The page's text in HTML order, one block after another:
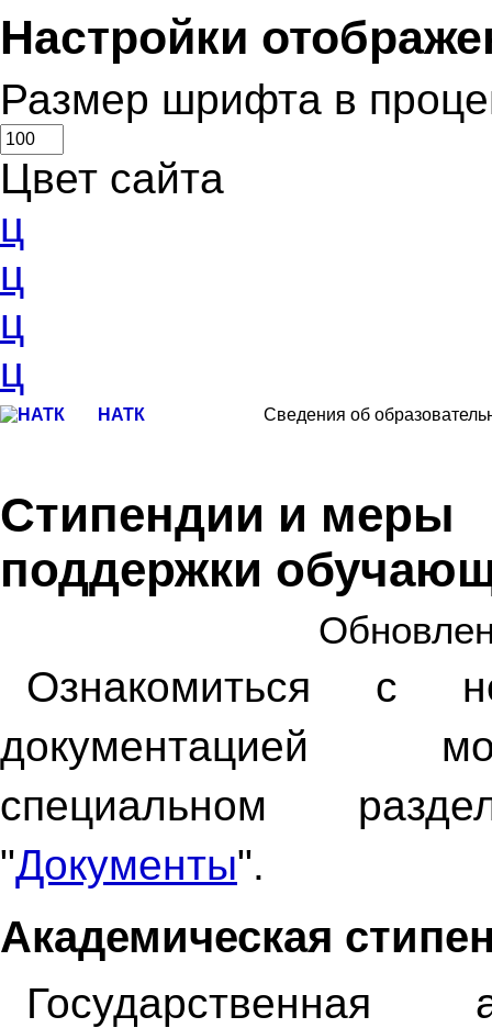
Настройки
Размер шрифта в
Цвет сайта
ц
ц
ц
ц
НАТК Сведения об
Стипендии и меры
поддержки
Ознакомиться с
документацией
специальном
"Документы".
Академическая
Государственная